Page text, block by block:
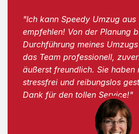
"Ich kann Speedy Umzug
empfehlen! Von der Planung
Durchführung meines
das Team professionell,
äußerst freundlich. Sie haben
stressfrei und reibungslos
Dank für den tollen Service!"